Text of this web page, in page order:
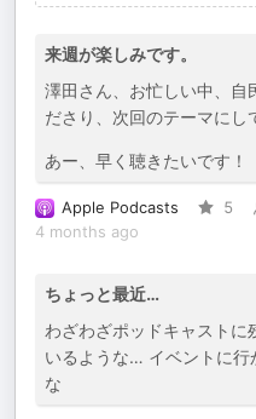
来週が楽しみです。
澤田さん、お忙しい中、自
ださり、次回のテーマにし
あー、早く聴きたいです！
Apple Podcasts 5
4 months ago
ちょっと最近…
わざわざポッドキャストに
いるような… イベントに行
な